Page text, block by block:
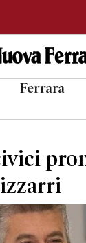
Ferrara